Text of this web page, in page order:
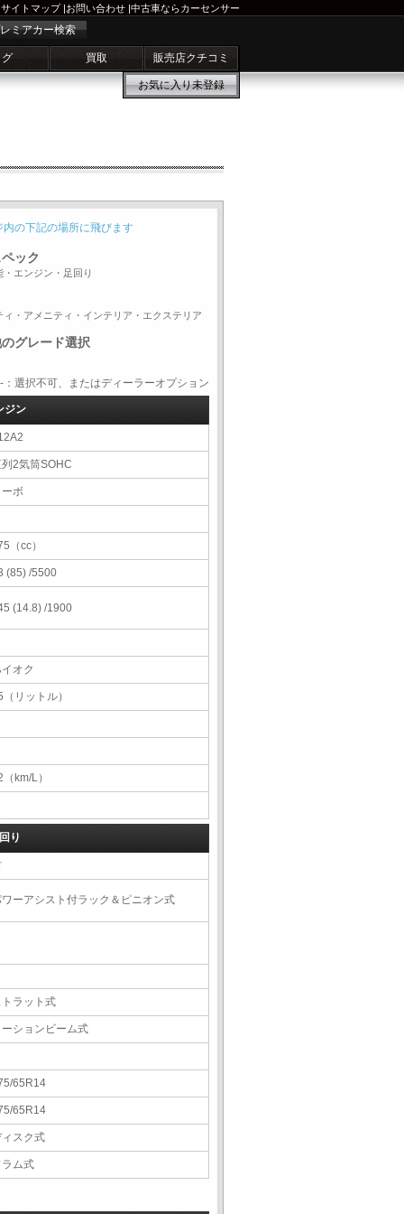
サイトマップ|お問い合わせ |中古車ならカーセンサー
ミアカー検索
買取 販売店クチコミ
お気に入り未登録
内の下記の場所に飛びます
ック
・エンジン・足回り
ィ・アメニティ・インテリア・エクステリア
グレード選択
択不可、またはディーラーオプション
ジン
2気筒SOHC
ボ
（cc）
(85) /5500
(14.8) /1900
オク
（リットル）
km/L）
り
ーアシスト付ラック＆ピニオン式
ラット式
ションビーム式
65R14
65R14
スク式
ム式